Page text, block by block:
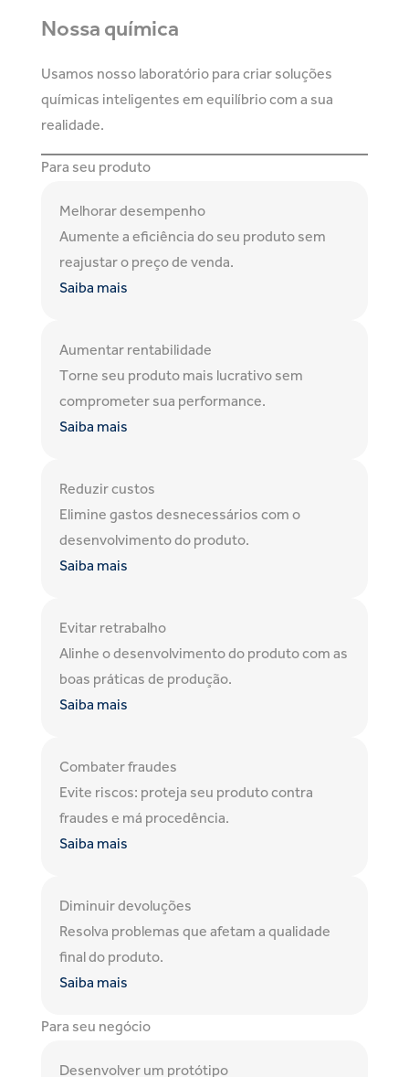
Nossa química
Usamos nosso laboratório para criar soluções
químicas inteligentes em equilíbrio com a sua
realidade.
Para seu produto
Melhorar desempenho
Aumente a eficiência do seu produto sem
reajustar o preço de venda.
Saiba mais
Aumentar rentabilidade
Torne seu produto mais lucrativo sem
comprometer sua performance.
Saiba mais
Reduzir custos
Elimine gastos desnecessários com o
desenvolvimento do produto.
Saiba mais
Evitar retrabalho
Alinhe o desenvolvimento do produto com as
boas práticas de produção.
Saiba mais
Combater fraudes
Evite riscos: proteja seu produto contra
fraudes e má procedência.
Saiba mais
Diminuir devoluções
Resolva problemas que afetam a qualidade
final do produto.
Saiba mais
Para seu negócio
Desenvolver um protótipo